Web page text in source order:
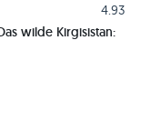
4.93
wilde Kirgisistan: